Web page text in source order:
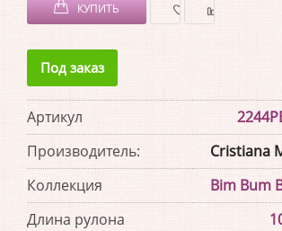
КУПИТЬ
Под заказ
Артикул
Производитель:
Cristiana
Коллекция
Bim Bum
Длина рулона